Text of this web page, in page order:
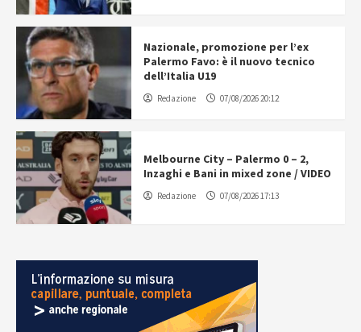
Nazionale, promozione per l’ex
Palermo Favo: è il nuovo tecnico
dell’Italia U19
Redazione 07/08/2026 20:12
Melbourne City – Palermo 0 – 2,
Inzaghi e Bani in mixed zone / VIDEO
Redazione 07/08/2026 17:13